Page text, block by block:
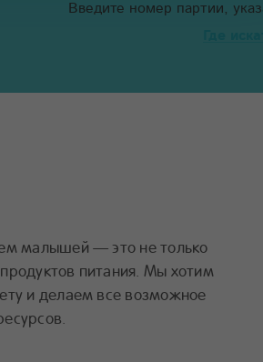
Введите номер партии,
малышей — это не только
питания. Мы хотим
и делаем все возможное